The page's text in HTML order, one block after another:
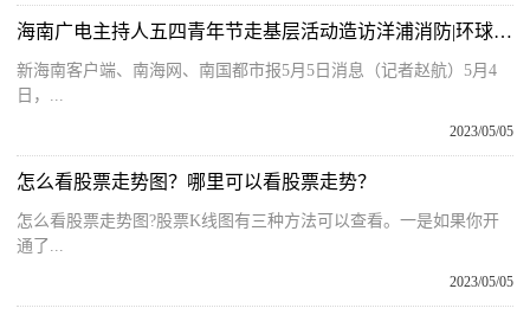
海南广电主持人五四青年节走基层活动造访洋浦消防|环球看点
新海南客户端、南海网、南国都市报5月5日消息（记者赵航）5月4
日，...
2023/05/05
怎么看股票走势图？哪里可以看股票走势？
怎么看股票走势图?股票K线图有三种方法可以查看。一是如果你开
通了...
2023/05/05